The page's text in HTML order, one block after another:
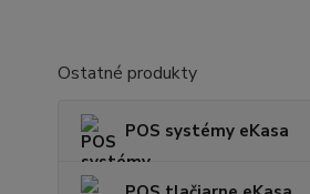
Ostatné produkty
POS systémy eKasa